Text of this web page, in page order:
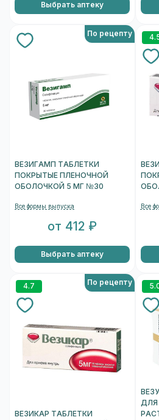
Выбрать аптеку
По рецепту
ВЕЗИГАМП ТАБЛЕТКИ
ПОКРЫТЫЕ ПЛЕНОЧНОЙ
ОБОЛОЧКОЙ 5 МГ №30
Все формы выпуска
от 412 ₽
Выбрать аптеку
Все
4.7 По рецепту
ВЕЗИКАР ТАБЛЕТКИ
ДЛЯ